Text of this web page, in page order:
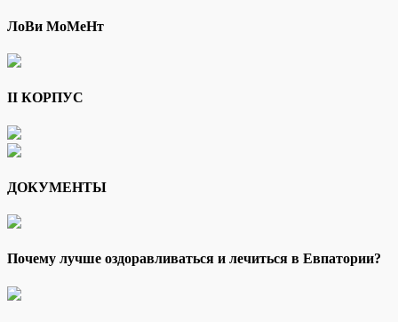
ЛоВи МоМеНт
II КОРПУС
ДОКУМЕНТЫ
Почему лучше оздоравливаться и лечиться в Евпатории?